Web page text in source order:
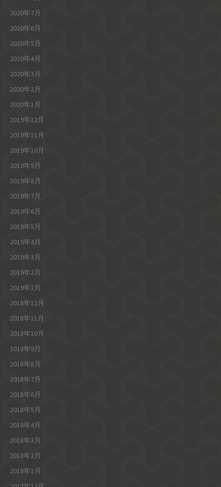
2020年7月
2020年6月
2020年5月
2020年4月
2020年3月
2020年2月
2020年1月
2019年12月
2019年11月
2019年10月
2019年9月
2019年8月
2019年7月
2019年6月
2019年5月
2019年4月
2019年3月
2019年2月
2019年1月
2018年12月
2018年11月
2018年10月
2018年9月
2018年8月
2018年7月
2018年6月
2018年5月
2018年4月
2018年3月
2018年2月
2018年1月